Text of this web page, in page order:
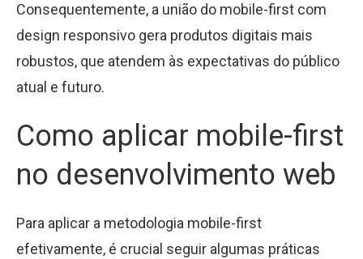
Consequentemente, a união do mobile-first com
design responsivo gera produtos digitais mais
robustos, que atendem às expectativas do público
atual e futuro.
Como aplicar mobile-first
no desenvolvimento web
Para aplicar a metodologia mobile-first
efetivamente, é crucial seguir algumas práticas